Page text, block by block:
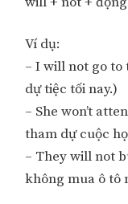
Ví dụ:
– I will not go
dự tiệc tối nay.)
– She won’t
tham dự cuộc
– They will not
không mua ô tô